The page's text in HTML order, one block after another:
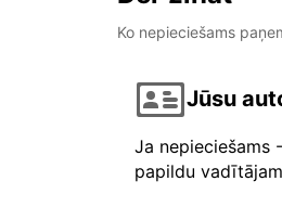
Ko nepieciešams
Jūsu
Ja nepieciešams
papildu